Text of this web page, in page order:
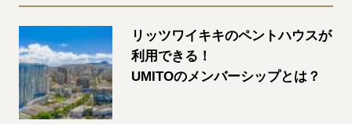
リッツワイキキのペントハウスが
利用できる！
UMITOのメンバーシップとは？